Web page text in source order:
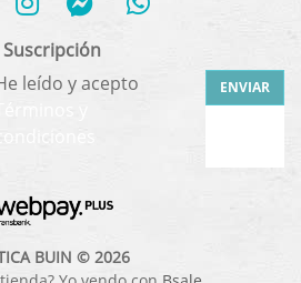
Suscripción
leído y acepto
condiciones
ENVIAR
BUIN © 2026